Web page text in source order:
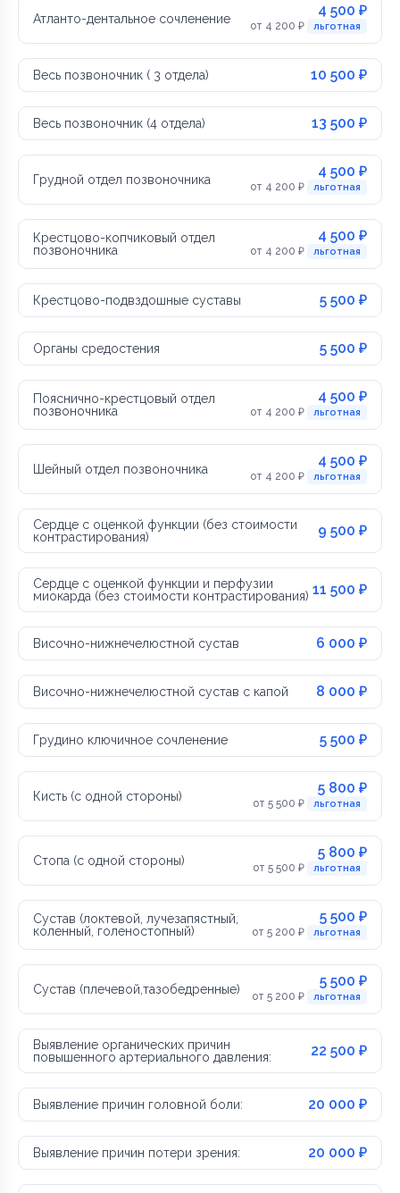
Атланто-дентальное сочленение 4 500 ₽
от 4 200 ₽ льготная
Весь позвоночник ( 3 отдела) 10 500 ₽
Весь позвоночник (4 отдела) 13 500 ₽
Грудной отдел позвоночника 4 500 ₽
от 4 200 ₽ льготная
Крестцово-копчиковый отдел
позвоночника
4 500 ₽
от 4 200 ₽ льготная
Крестцово-подвздошные суставы 5 500 ₽
Органы средостения 5 500 ₽
Пояснично-крестцовый отдел
позвоночника
4 500 ₽
от 4 200 ₽ льготная
Шейный отдел позвоночника 4 500 ₽
от 4 200 ₽ льготная
Сердце с оценкой функции (без стоимости
контрастирования)
9 500 ₽
Сердце с оценкой функции и перфузии
миокарда (без стоимости контрастирования) 11 500 ₽
Височно-нижнечелюстной сустав 6 000 ₽
Височно-нижнечелюстной сустав с капой 8 000 ₽
Грудино ключичное сочленение 5 500 ₽
Кисть (с одной стороны) 5 800 ₽
от 5 500 ₽ льготная
Стопа (с одной стороны) 5 800 ₽
от 5 500 ₽ льготная
Сустав (локтевой, лучезапястный,
коленный, голеностопный)
5 500 ₽
от 5 200 ₽ льготная
Сустав (плечевой,тазобедренные) 5 500 ₽
от 5 200 ₽ льготная
Выявление органических причин
повышенного артериального давления:
22 500 ₽
Выявление причин головной боли: 20 000 ₽
Выявление причин потери зрения: 20 000 ₽